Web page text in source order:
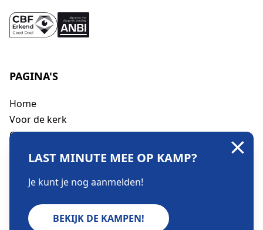
PAGINA'S
Home
Voor de kerk
Over ons
Contact
© 2026 Athletes in Action | Algemene voorwaarden
LAST MINUTE MEE OP KAMP?
Je kunt je nog aanmelden!
BEKIJK DE KAMPEN!